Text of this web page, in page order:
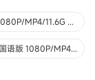
上一篇：益智动画片《神探臭脸猫》全100集 国语版 1080P/MP4/11.6G 动画片神探臭脸猫下载
下一篇：儿童动画片《无敌小鹿之安全成长》全48集 国语版 1080P/MP4/2.81G 动画片无敌小鹿之安全成长下载